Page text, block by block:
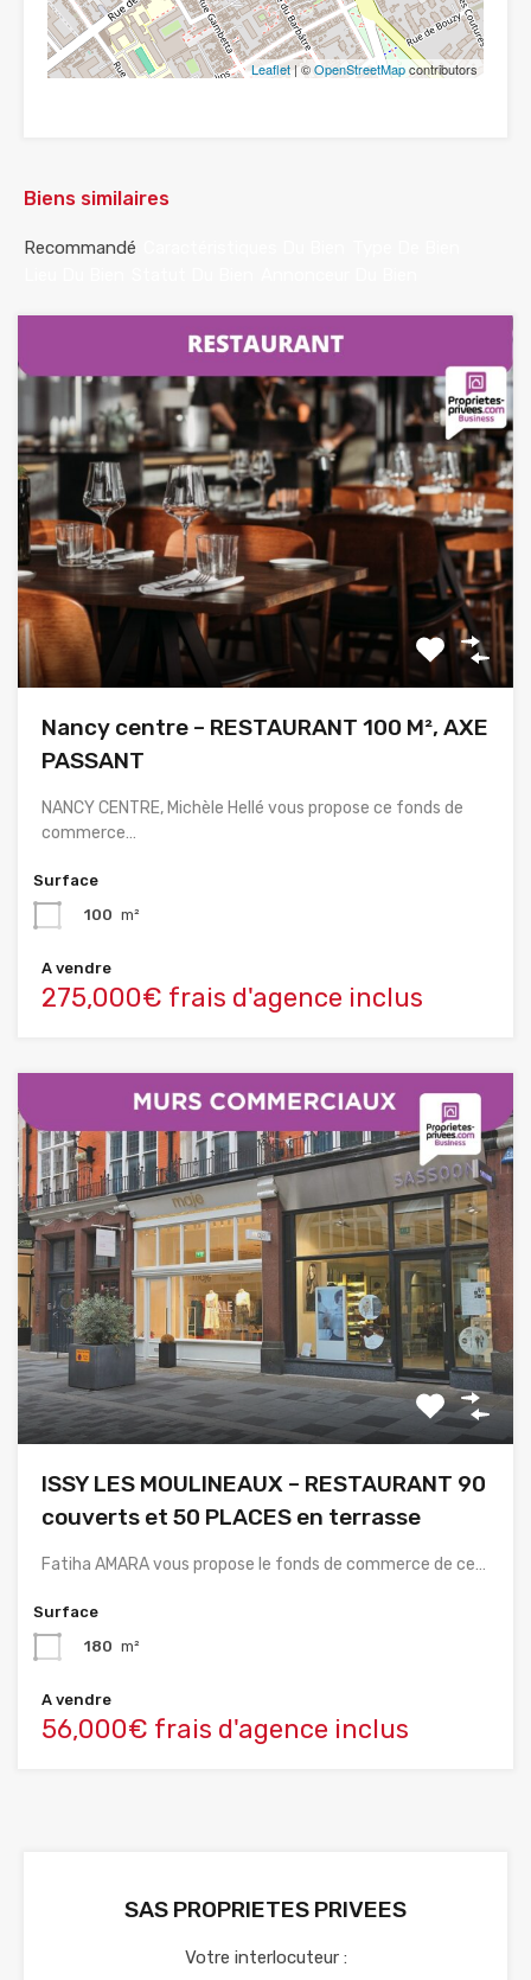
Leaflet| ©OpenStreetMapcontributors
Biens similaires
Recommandé
Nancy centre – RESTAURANT 100 M², AXE
PASSANT
NANCY CENTRE, Michèle Hellé vous propose ce fonds de
commerce…
Surface
100 m²
A vendre
275,000€ frais d'agence inclus
ISSY LES MOULINEAUX – RESTAURANT 90
couverts et 50 PLACES en terrasse
Fatiha AMARA vous propose le fonds de commerce de ce…
Surface
180 m²
A vendre
56,000€ frais d'agence inclus
SAS PROPRIETES PRIVEES
Votre interlocuteur :